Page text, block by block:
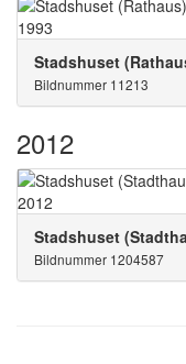
Stadshuset
Bildnummer 11213
2012
Stadshuset
Bildnummer 1204587